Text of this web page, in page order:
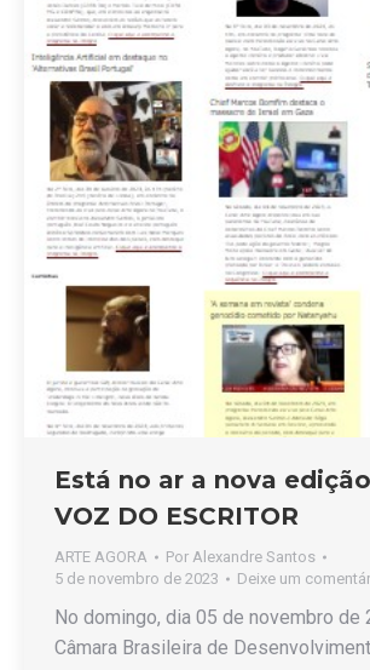
Está no ar a nova
VOZ DO ESCRITOR
ARTE AGORA Por Alexandre Santos
5 de novembro de 2023
Deixe um
No domingo, dia 05 de novembro de
Câmara Brasileira de